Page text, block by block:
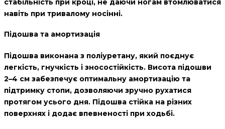
навіть при тривалому носінні.
Підошва та амортизація
Підошва виконана з поліуретану, який поєднує
легкість, гнучкість і зносостійкість. Висота підошви
2–4 см забезпечує оптимальну амортизацію та
підтримку стопи, дозволяючи зручно рухатися
протягом усього дня. Підошва стійка на різних
поверхнях і додає впевненості при ходьбі.